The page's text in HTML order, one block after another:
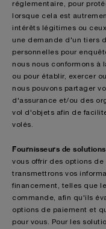
réglementaire, pour
lorsque cela est
intérêts légitimes ou
une demande d'un tiers
personnelles pour
nous nous conformons à
ou pour établir, exercer
nous pouvons partager
d'assurance et/ou des
vol d'objets afin de
volés.
Fournisseurs de
vous offrir des options
transmettrons vos
financement, telles que
commande, afin qu'ils
options de paiement et
pour vous. Pour les